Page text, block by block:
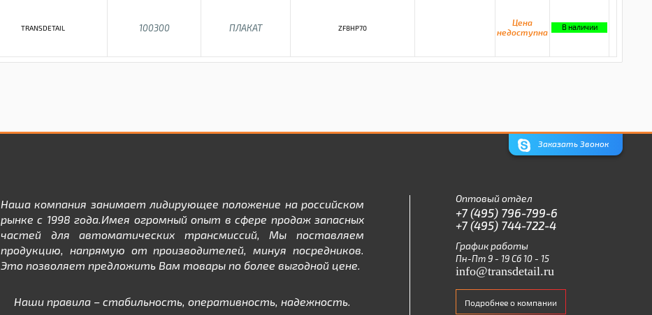
TRANSDETAIL 100300 ПЛАКАТ ZF8HP70
Цена
недоступна
В наличии
Заказать Звонок
Наша компания занимает лидирующее положение на российском
рынке с 1998 года.Имея огромный опыт в сфере продаж запасных
частей для автоматических трансмиссий, Мы поставляем
продукцию, напрямую от производителей, минуя посредников.
Это позволяет предложить Вам товары по более выгодной цене.
Наши правила – стабильность, оперативность, надежность.
Оптовый отдел
+7 (495) 796-799-6
+7 (495) 744-722-4
График работы
Пн-Пт 9 - 19 Сб 10 - 15
info@transdetail.ru
Подробнее о компании